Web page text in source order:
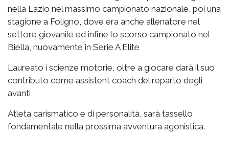
nella Lazio nel massimo campionato nazionale, poi una
stagione a Foligno, dove era anche allenatore nel
settore giovanile ed infine lo scorso campionato nel
Biella, nuovamente in Serie A Elite
Laureato i scienze motorie, oltre a giocare darà il suo
contributo come assistent coach del reparto degli
avanti
Atleta carismatico e di personalità, sarà tassello
fondamentale nella prossima avventura agonistica.